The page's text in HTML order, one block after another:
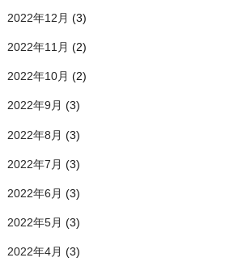
2022年12月 (3)
2022年11月 (2)
2022年10月 (2)
2022年9月 (3)
2022年8月 (3)
2022年7月 (3)
2022年6月 (3)
2022年5月 (3)
2022年4月 (3)